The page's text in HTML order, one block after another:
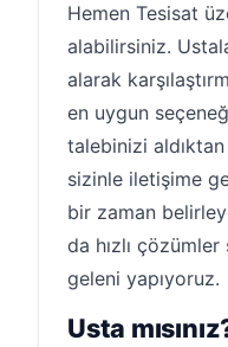
Hemen Tesisat
alabilirsiniz.
alarak
en uygun
talebinizi aldıktan
sizinle iletişime
bir zaman
da hızlı çözümler
geleni yapıyoruz.
Usta